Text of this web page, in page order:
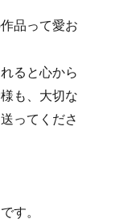
品って愛お
ると心から
も、大切な
ってくださ
す。